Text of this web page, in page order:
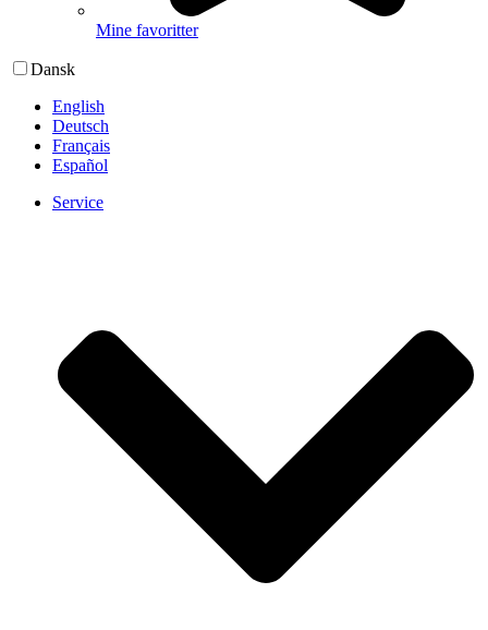
Mine favoritter
Dansk
English
Deutsch
Français
Español
Service